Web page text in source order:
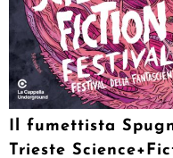
Il fumettista
Trieste